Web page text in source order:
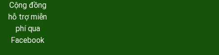
Cộng đồng
hỗ trợ miễn
phí qua
Facebook